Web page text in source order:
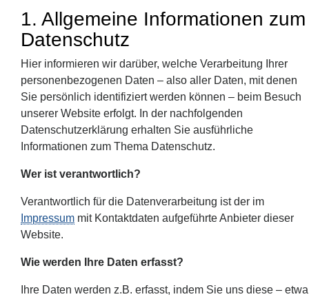
1. Allgemeine Informationen zum
Datenschutz
Hier informieren wir darüber, welche Verarbeitung Ihrer
personenbezogenen Daten – also aller Daten, mit denen
Sie persönlich identifiziert werden können – beim Besuch
unserer Website erfolgt. In der nachfolgenden
Datenschutzerklärung erhalten Sie ausführliche
Informationen zum Thema Datenschutz.
Wer ist verantwortlich?
Verantwortlich für die Datenverarbeitung ist der im
Impressum mit Kontaktdaten aufgeführte Anbieter dieser
Website.
Wie werden Ihre Daten erfasst?
Ihre Daten werden z.B. erfasst, indem Sie uns diese – etwa